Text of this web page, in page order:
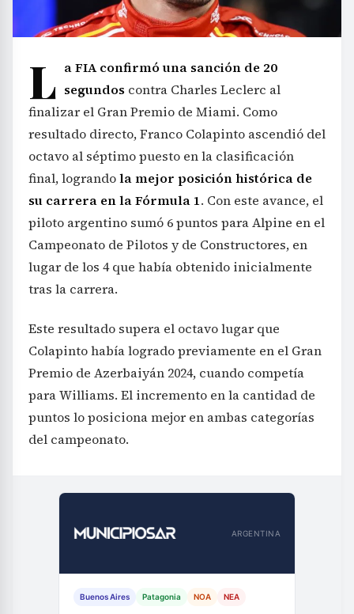
L a FIA confirmó una sanción de 20
segundos contra Charles Leclerc al
finalizar el Gran Premio de Miami. Como
resultado directo, Franco Colapinto ascendió del
octavo al séptimo puesto en la clasificación
final, lograndola mejor posición histórica de
su carrera en la Fórmula 1. Con este avance, el
piloto argentino sumó 6 puntos para Alpine en el
Campeonato de Pilotos y de Constructores, en
lugar de los 4 que había obtenido inicialmente
tras la carrera.
Este resultado supera el octavo lugar que
Colapinto había logrado previamente en el Gran
Premio de Azerbaiyán 2024, cuando competía
para Williams. El incremento en la cantidad de
puntos lo posiciona mejor en ambas categorías
del campeonato.
ARGENTINA
Buenos Aires Patagonia NOA NEA